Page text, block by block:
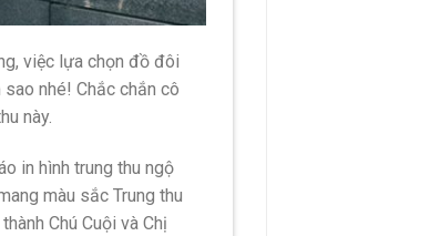
việc lựa chọn đồ đôi
nhé! Chắc chắn cô
này.
in hình trung thu ngộ
màu sắc Trung thu
Chú Cuội và Chị